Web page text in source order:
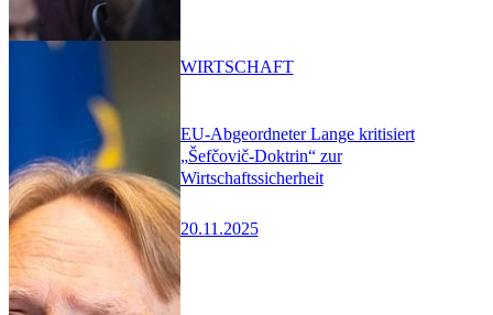
EU-Abgeordneter Lange kritisiert
„Šefčovič-Doktrin“ zur
Wirtschaftssicherheit
20.11.2025
WIRTSCHAFT